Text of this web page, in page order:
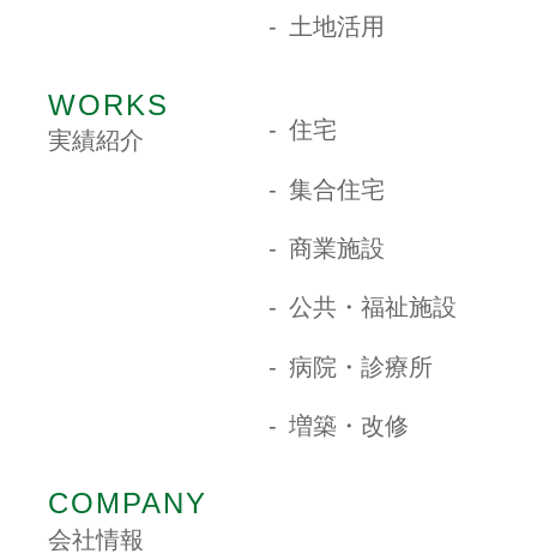
土地活用
WORKS
実績紹介 住宅
集合住宅
商業施設
公共・福祉施設
病院・診療所
増築・改修
COMPANY
会社情報